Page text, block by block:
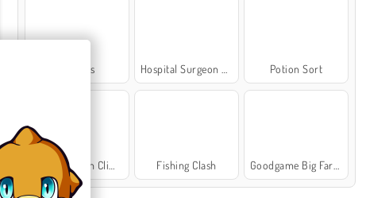
Cross Stitch Masters
Star Stable
Bubbits Potion Sort
Fishing Clash